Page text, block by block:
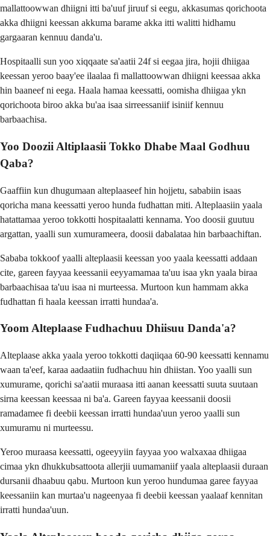
mallattoowwan dhiigni itti ba'uuf jiruuf si eegu, akkasumas qorichoota
akka dhiigni keessan akkuma barame akka itti walitti hidhamu
gargaaran kennuu danda'u.
Hospitaalli sun yoo xiqqaate sa'aatii 24f si eegaa jira, hojii dhiigaa
keessan yeroo baay'ee ilaalaa fi mallattoowwan dhiigni keessaa akka
hin baaneef ni eega. Haala hamaa keessatti, oomisha dhiigaa ykn
qorichoota biroo akka bu'aa isaa sirreessaniif isiniif kennuu
barbaachisa.
Yoo Doozii Altiplaasii Tokko Dhabe Maal Godhuu
Qaba?
Gaaffiin kun dhugumaan alteplaaseef hin hojjetu, sababiin isaas
qoricha mana keessatti yeroo hunda fudhattan miti. Alteplaasiin yaala
hatattamaa yeroo tokkotti hospitaalatti kennama. Yoo doosii guutuu
argattan, yaalli sun xumurameera, doosii dabalataa hin barbaachiftan.
Sababa tokkoof yaalli alteplaasii keessan yoo yaala keessatti addaan
cite, gareen fayyaa keessanii eeyyamamaa ta'uu isaa ykn yaala biraa
barbaachisaa ta'uu isaa ni murteessa. Murtoon kun hammam akka
fudhattan fi haala keessan irratti hundaa'a.
Yoom Alteplaase Fudhachuu Dhiisuu Danda'a?
Alteplaase akka yaala yeroo tokkotti daqiiqaa 60-90 keessatti kennamu
waan ta'eef, karaa aadaatiin fudhachuu hin dhiistan. Yoo yaalli sun
xumurame, qorichi sa'aatii muraasa itti aanan keessatti suuta suutaan
sirna keessan keessaa ni ba'a. Gareen fayyaa keessanii doosii
ramadamee fi deebii keessan irratti hundaa'uun yeroo yaalli sun
xumuramu ni murteessu.
Yeroo muraasa keessatti, ogeeyyiin fayyaa yoo walxaxaa dhiigaa
cimaa ykn dhukkubsattoota allerjii uumamaniif yaala alteplaasii duraan
dursanii dhaabuu qabu. Murtoon kun yeroo hundumaa garee fayyaa
keessaniin kan murtaa'u nageenyaa fi deebii keessan yaalaaf kennitan
irratti hundaa'uun.